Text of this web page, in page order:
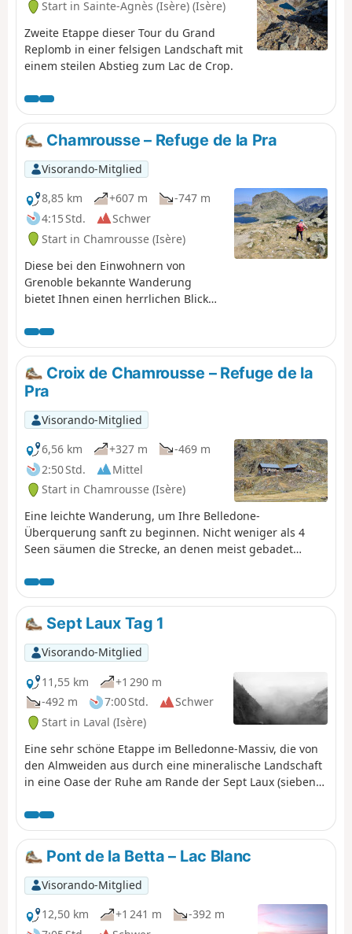
Start in Sainte-Agnès (Isère) (Isère)
Zweite Etappe dieser Tour du Grand
Replomb in einer felsigen Landschaft mit
einem steilen Abstieg zum Lac de Crop.
Chamrousse – Refuge de la Pra
Visorando-Mitglied
8,85 km
+607 m
-747 m
4:15 Std.
Schwer
Start in Chamrousse (Isère)
Diese bei den Einwohnern von
Grenoble bekannte Wanderung
bietet Ihnen einen herrlichen Blick
Gebirgsmassive, Chartreuse, Vercors,
Grandes Rousses, Taillefer und
Belledonne. Sobald Sie die
Seilbahnstation erreichen, wird Ihr
Blick von der Meije angezogen, die so
nah zu sein scheint.⚠️ Diese
Wanderung kann vom 30.06. bis zum
01.10. nur zu Fuß unternommen
werden. ⚠️
Croix de Chamrousse – Refuge de la
Pra
Visorando-Mitglied
6,56 km
+327 m
-469 m
2:50 Std.
Mittel
Start in Chamrousse (Isère)
Eine leichte Wanderung, um Ihre Belledone-
Überquerung sanft zu beginnen. Nicht weniger als 4
Seen säumen die Strecke, an denen meist gebadet
Beschreibung betrachtet diese Wanderung als einfache
Strecke, aber eine Hin- und Rückwanderung am selben
Tag ist ebenfalls möglich.Eine sportlichere Variante ist
möglich, siehe hier
Sept Laux Tag 1
Visorando-Mitglied
11,55 km
+1 290 m
-492 m
7:00 Std.
Schwer
Start in Laval (Isère)
Eine sehr schöne Etappe im Belledonne-Massiv, die von
den Almweiden aus durch eine mineralische Landschaft
in eine Oase der Ruhe am Rande der Sept Laux (sieben
Pont de la Betta – Lac Blanc
Visorando-Mitglied
12,50 km
+1 241 m
-392 m